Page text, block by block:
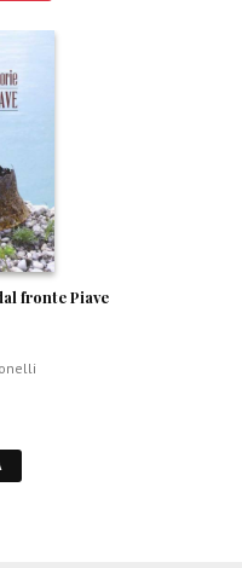
fronte Piave